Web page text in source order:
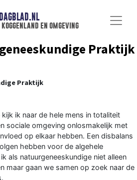
en omgeving
Praktijk
Praktijk
ik naar de hele mens in totaliteit
sociale omgeving onlosmakelijk met
op elkaar hebben. Een disbalans
hebben voor de algehele
als natuurgeneeskundige niet alleen
maar gaan we samen op zoek naar de